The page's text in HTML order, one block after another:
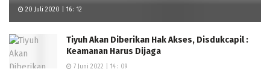
20 Juli 2020 | 16 : 12
Tiyuh Akan Diberikan Hak Akses, Disdukcapil :
Keamanan Harus Dijaga
7 Juni 2022 | 14 : 09